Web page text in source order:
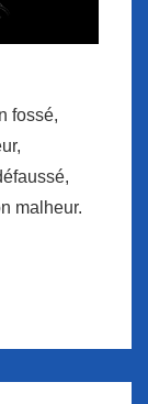
fossé,
malheur.